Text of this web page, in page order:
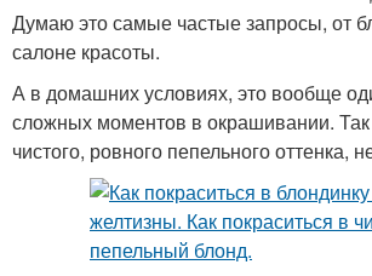
Думаю это самые частые запросы, от
салоне красоты.
А в домашних условиях, это вообще
сложных моментов в окрашивании. Так
чистого, ровного пепельного оттенка,